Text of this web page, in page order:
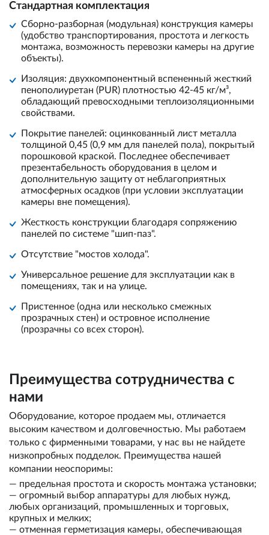
Стандартная комплектация
Сборно-разборная (модульная) конструкция камеры
(удобство транспортирования, простота и легкость
монтажа, возможность перевозки камеры на другие
объекты).
Изоляция: двухкомпонентный вспененный жесткий
пенополиуретан (PUR) плотностью 42-45 кг/м³,
обладающий превосходными теплоизоляционными
свойствами.
Покрытие панелей: оцинкованный лист металла
толщиной 0,45 (0,9 мм для панелей пола), покрытый
порошковой краской. Последнее обеспечивает
презентабельность оборудования в целом и
дополнительную защиту от неблагоприятных
атмосферных осадков (при условии эксплуатации
камеры вне помещения).
Жесткость конструкции благодаря сопряжению
панелей по системе "шип-паз".
Отсутствие "мостов холода".
Универсальное решение для эксплуатации как в
помещениях, так и на улице.
Пристенное (одна или несколько смежных
прозрачных стен) и островное исполнение
(прозрачны со всех сторон).
Преимущества сотрудничества с
нами
Оборудование, которое продаем мы, отличается
высоким качеством и долговечностью. Мы работаем
только с фирменными товарами, у нас вы не найдете
низкопробных подделок. Преимущества нашей
компании неоспоримы:
— предельная простота и скорость монтажа установки;
— огромный выбор аппаратуры для любых нужд,
любых организаций, промышленных и торговых,
крупных и мелких;
— отменная герметизация камеры, обеспечивающая